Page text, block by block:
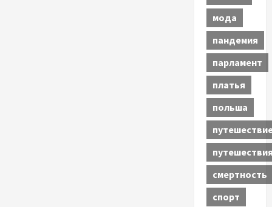
мода
пандемия
парламент
платья
польша
смертность
спорт